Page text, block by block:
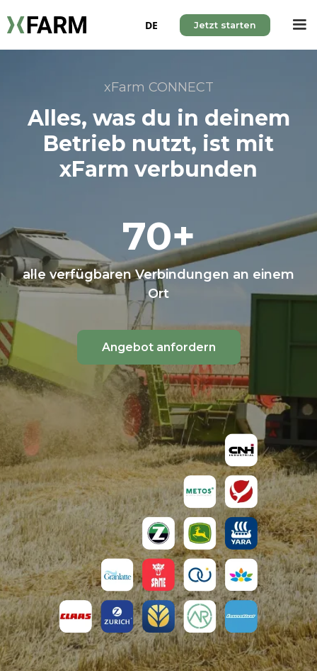
DE Jetzt starten
xFarm CONNECT
Alles, was du in deinem
Betrieb nutzt, ist mit
xFarm verbunden
70+
alle verfügbaren Verbindungen an einem
Ort
Angebot anfordern